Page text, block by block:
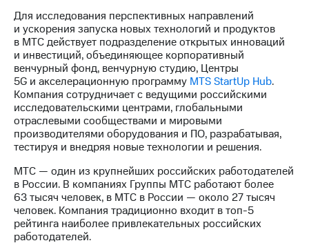
Для исследования перспективных направлений
и ускорения запуска новых технологий и продуктов
в МТС действует подразделение открытых инноваций
и инвестиций, объединяющее корпоративный
венчурный фонд, венчурную студию, Центры
5G и акселерационную программу MTS StartUp Hub.
Компания сотрудничает с ведущими российскими
исследовательскими центрами, глобальными
отраслевыми сообществами и мировыми
производителями оборудования и ПО, разрабатывая,
тестируя и внедряя новые технологии и решения.
МТС — один из крупнейших российских работодателей
в России. В компаниях Группы МТС работают более
63 тысяч человек, в МТС в России — около 27 тысяч
человек. Компания традиционно входит втоп-5
рейтинга наиболее привлекательных российских
работодателей.